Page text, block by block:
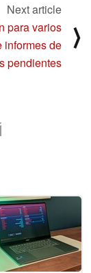
Next article
para varios
informes de
pendientes
⟩